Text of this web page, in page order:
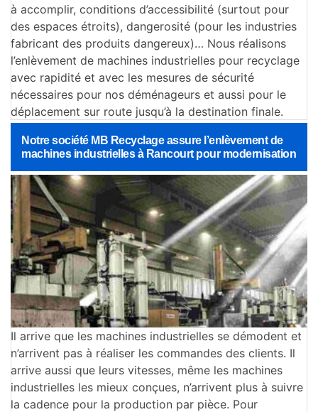
à accomplir, conditions d’accessibilité (surtout pour
des espaces étroits), dangerosité (pour les industries
fabricant des produits dangereux)… Nous réalisons
l’enlèvement de machines industrielles pour recyclage
avec rapidité et avec les mesures de sécurité
nécessaires pour nos déménageurs et aussi pour le
déplacement sur route jusqu’à la destination finale.
Notre société MB Recyclage assure l’enlèvement de
machines industrielles à Rancourt pour modernisation
Il arrive que les machines industrielles se démodent et
n’arrivent pas à réaliser les commandes des clients. Il
arrive aussi que leurs vitesses, même les machines
industrielles les mieux conçues, n’arrivent plus à suivre
la cadence pour la production par pièce. Pour